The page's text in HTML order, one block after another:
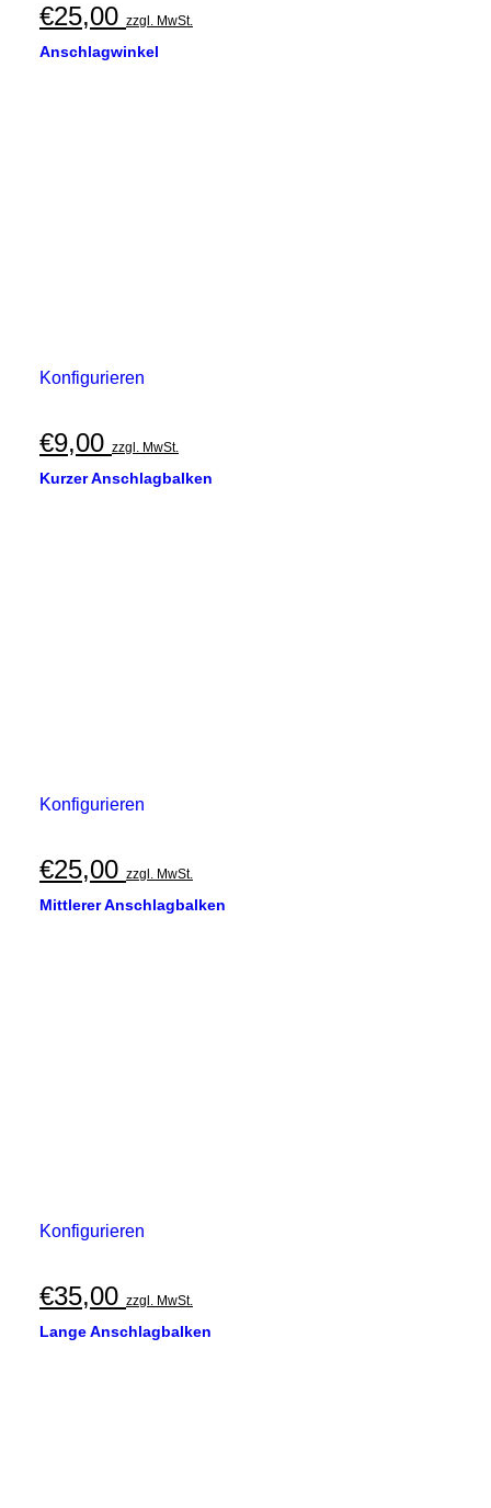
€25,00 zzgl. MwSt.
Anschlagwinkel
Konfigurieren
€9,00 zzgl. MwSt.
Kurzer Anschlagbalken
Konfigurieren
€25,00 zzgl. MwSt.
Mittlerer Anschlagbalken
Konfigurieren
€35,00 zzgl. MwSt.
Lange Anschlagbalken